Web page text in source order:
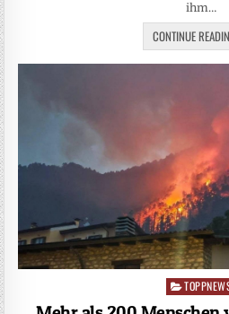
ihm…
CONTINUE
Posted